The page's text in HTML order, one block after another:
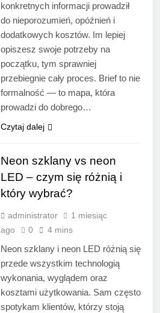
konkretnych informacji prowadził
do nieporozumień, opóźnień i
dodatkowych kosztów. Im lepiej
opiszesz swoje potrzeby na
początku, tym sprawniej
przebiegnie cały proces. Brief to nie
formalność — to mapa, która
prowadzi do dobrego…
Czytaj dalej
Neon szklany vs neon
LED – czym się różnią i
który wybrać?
administrator
1 miesiąc
ago
0 4 mins
Neon szklany i neon LED różnią się
przede wszystkim technologią
wykonania, wyglądem oraz
kosztami użytkowania. Sam często
spotykam klientów, którzy stoją